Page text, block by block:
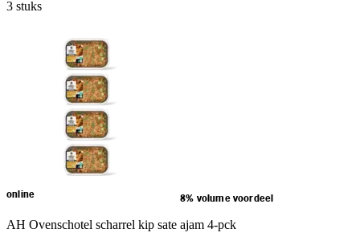
3 stuks
online 8% volume voordeel
AH Ovenschotel scharrel kip sate ajam 4-pck